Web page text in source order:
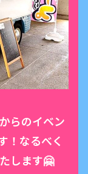
らのイベン
！なるべく
します🤗